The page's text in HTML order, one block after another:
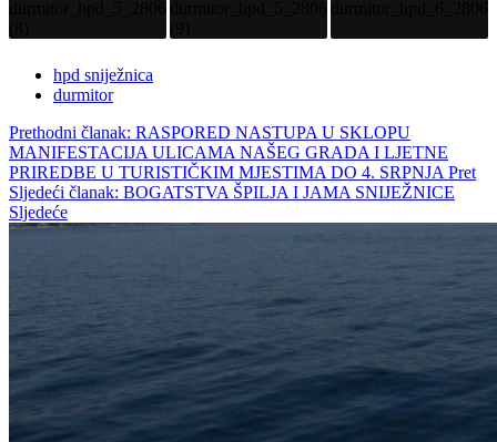
hpd sniježnica
durmitor
Prethodni članak: RASPORED NASTUPA U SKLOPU
MANIFESTACIJA ULICAMA NAŠEG GRADA I LJETNE
PRIREDBE U TURISTIČKIM MJESTIMA DO 4. SRPNJA Pret
Sljedeći članak: BOGATSTVA ŠPILJA I JAMA SNIJEŽNICE
Sljedeće